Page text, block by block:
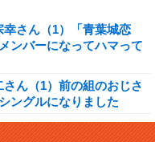
幸さん（1）「青葉城恋
ンバーになってハマって
さん（1）前の組のおじさ
ングルになりました